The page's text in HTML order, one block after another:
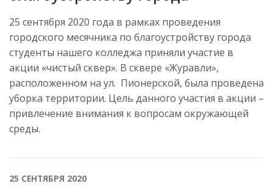
25 сентября 2020 года в рамках проведения
городского месячника по благоустройству города
студенты нашего колледжа приняли участие в
акции «чистый сквер». В сквере «Журавли»,
расположенном на ул. Пионерской, была проведена
уборка территории. Цель данного участия в акции –
привлечение внимания к вопросам окружающей
среды.
25 СЕНТЯБРЯ 2020